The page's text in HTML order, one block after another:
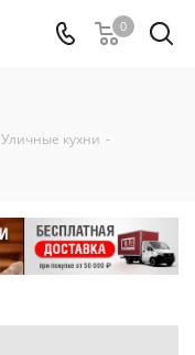
0
Уличные кухни -